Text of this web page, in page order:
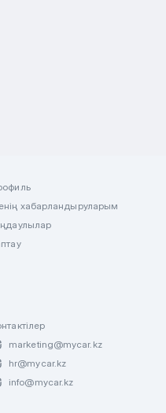
хабарландыруларым
marketing@mycar.kz
hr@mycar.kz
info@mycar.kz